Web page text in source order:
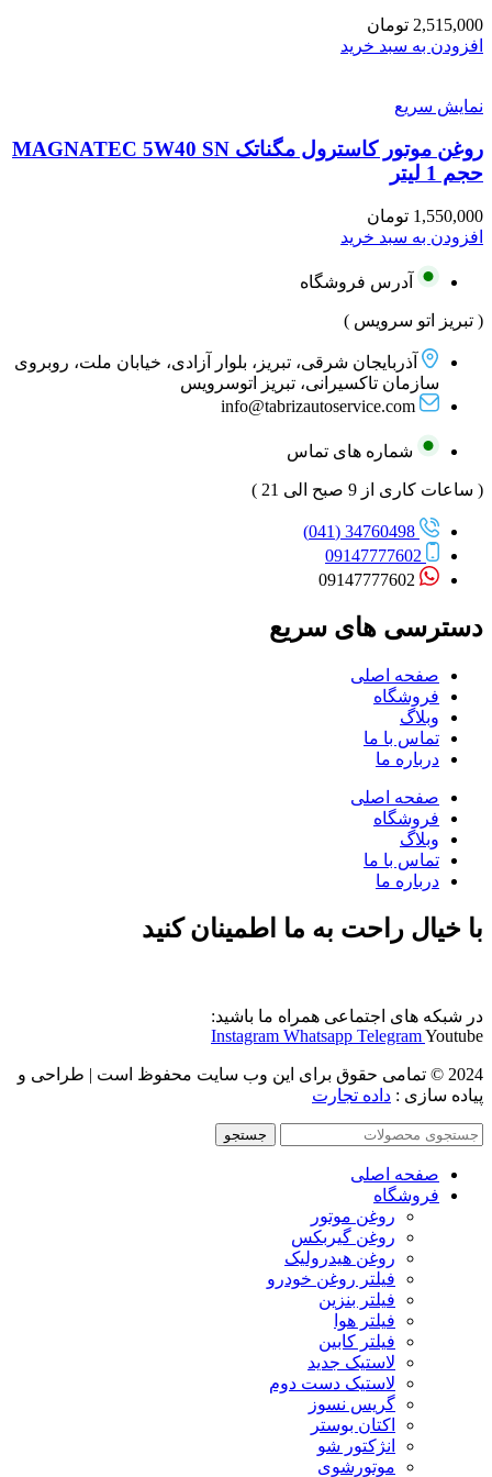
2,515,000 تومان
افزودن به سبد خرید
نمایش سریع
روغن موتور کاسترول مگناتک MAGNATEC 5W40 SN
حجم 1 لیتر
1,550,000 تومان
افزودن به سبد خرید
آدرس فروشگاه
( تبریز اتو سرویس )
آذربایجان شرقی، تبریز، بلوار آزادی، خیابان ملت، روبروی
سازمان تاکسیرانی، تبریز اتوسرویس
info@tabrizautoservice.com
شماره های تماس
( ساعات کاری از 9 صبح الی 21 )
34760498 (041)
09147777602
09147777602
دسترسی های سریع
صفحه اصلی
فروشگاه
وبلاگ
تماس با ما
درباره ما
صفحه اصلی
فروشگاه
وبلاگ
تماس با ما
درباره ما
با خیال راحت به ما اطمینان کنید
در شبکه های اجتماعی همراه ما باشید:
Instagram Whatsapp TelegramYoutube
2024 © تمامی حقوق برای این وب سایت محفوظ است | طراحی و
پیاده سازی : داده تجارت
جستجو
صفحه اصلی
فروشگاه
روغن موتور
روغن گیربکس
روغن هیدرولیک
فیلتر روغن خودرو
فیلتر بنزین
فیلتر هوا
فیلتر کابین
لاستیک جدید
لاستیک دست دوم
گریس نسوز
اکتان بوستر
انژکتور شو
موتورشوی